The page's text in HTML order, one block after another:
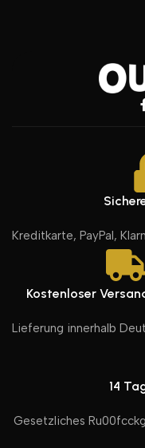
Kreditkarte, PayPal,
Kostenloser
Lieferung innerhalb
14
Gesetzliches